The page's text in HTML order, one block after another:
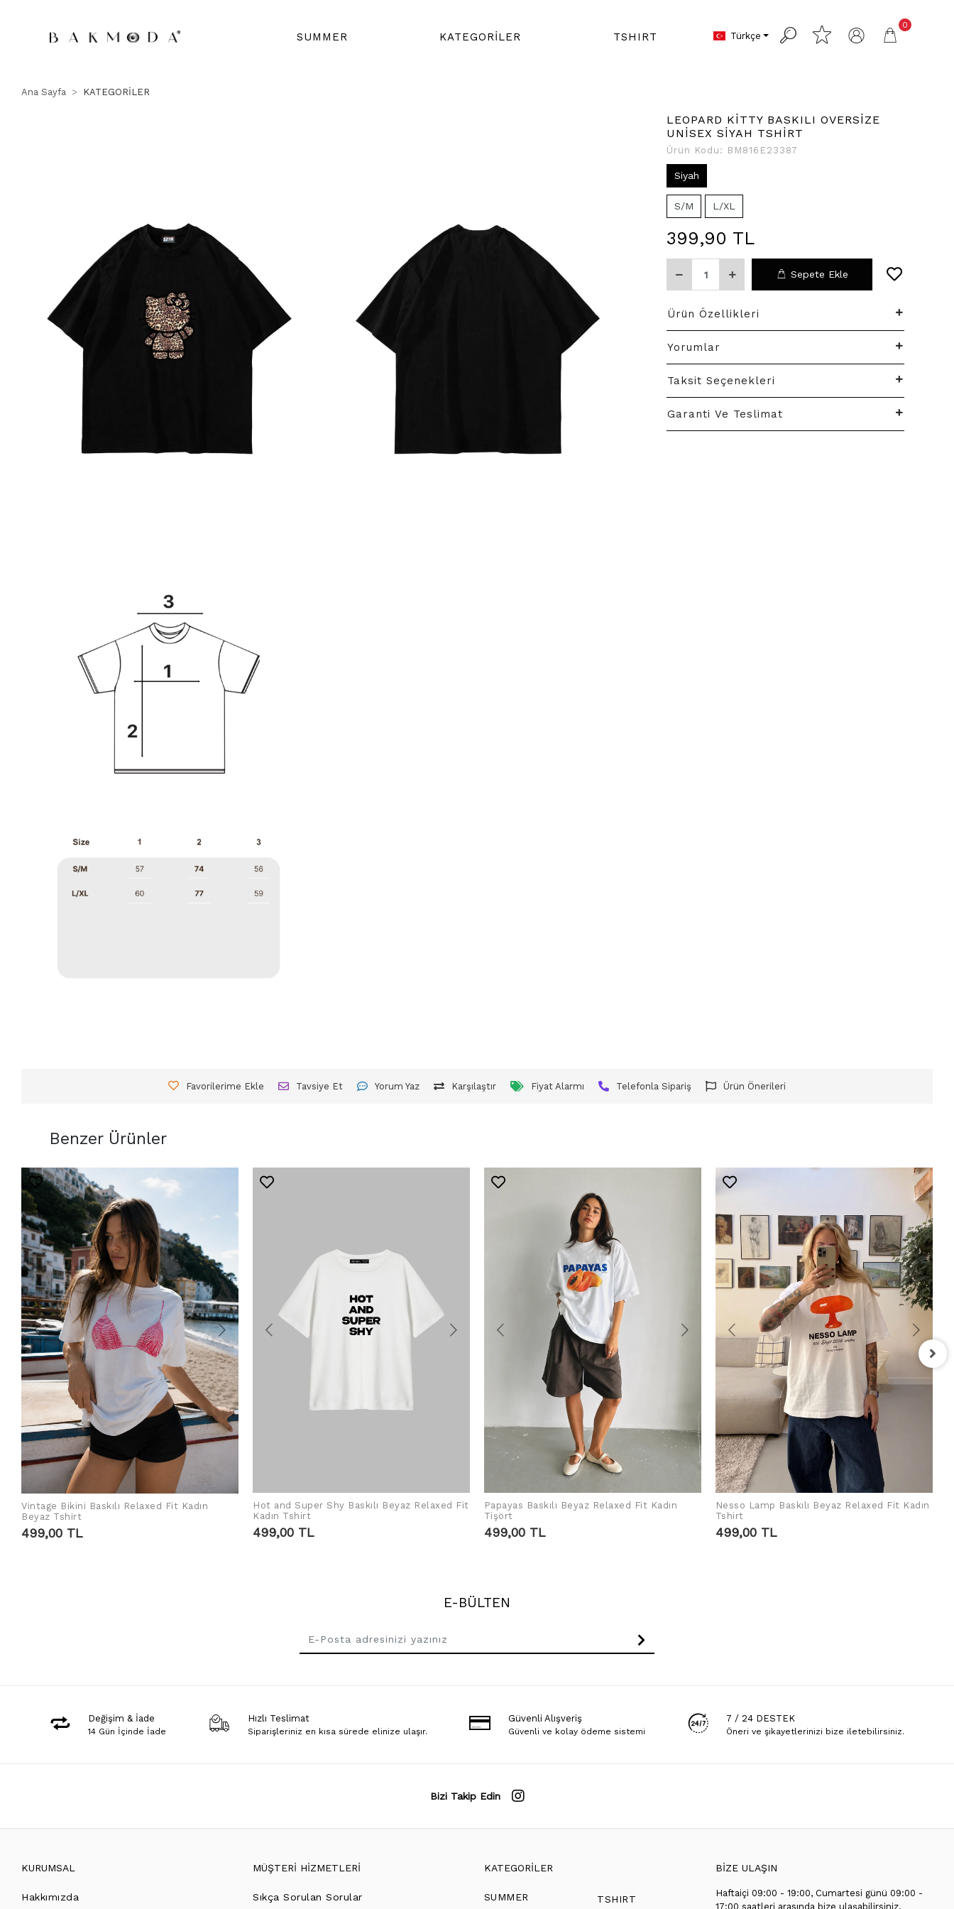
SUMMER KATEGORİLER TSHIRT Türkçe
0
Ana Sayfa KATEGORİLER
LEOPARD KİTTY BASKILI OVERSİZE
UNİSEX SİYAH TSHİRT
Ürün Kodu: BM816E23387
Siyah
S/M L/XL
399,90 TL
Sepete Ekle
Ürün Özellikleri
Yorumlar
Taksit Seçenekleri
Garanti Ve Teslimat
Favorilerime Ekle Tavsiye Et Yorum Yaz Karşılaştır Fiyat Alarmı Telefonla Sipariş Ürün Önerileri
Benzer Ürünler
Vintage Bikini Baskılı Relaxed Fit Kadın
Beyaz Tshirt
499,00 TL
SEPETE EKLE
Hot and Super Shy Baskılı Beyaz Relaxed Fit
Kadın Tshirt
499,00 TL
SEPETE EKLE
Papayas Baskılı Beyaz Relaxed Fit Kadın
Tişört
499,00 TL
SEPETE EKLE
Nesso Lamp Baskılı Beyaz Relaxed Fit Kadın
Tshirt
499,00 TL
E-BÜLTEN
Değişim & İade
14 Gün İçinde İade
Hızlı Teslimat
Siparişleriniz en kısa sürede elinize ulaşır.
Güvenli Alışveriş
Güvenli ve kolay ödeme sistemi
7 / 24 DESTEK
Öneri ve şikayetlerinizi bize iletebilirsiniz.
Bizi Takip Edin
KURUMSAL
Hakkımızda
MÜŞTERİ HİZMETLERİ
Sıkça Sorulan Sorular
KATEGORİLER
SUMMER TSHIRT
BİZE ULAŞIN
Haftaiçi 09:00 - 19:00, Cumartesi günü 09:00 -
17:00 saatleri arasında bize ulaşabilirsiniz.